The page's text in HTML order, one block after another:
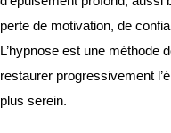
perte de motivation, de
L’hypnose est une méthode
restaurer progressivement
plus serein.